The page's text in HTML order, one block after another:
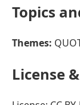
Topics
Themes:
License